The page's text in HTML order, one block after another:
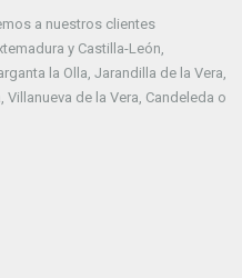
a nuestros clientes
y Castilla-León,
la Olla, Jarandilla de la Vera,
Villanueva de la Vera, Candeleda o